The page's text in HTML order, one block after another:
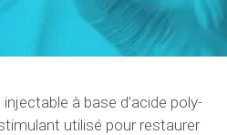
à base d’acide poly-
utilisé pour restaurer